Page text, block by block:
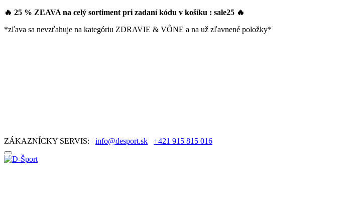
🔥 25 % ZĽAVA na celý sortiment pri zadaní kódu v košíku : sale25 🔥
*zľava sa nevzťahuje na kategóriu ZDRAVIE & VÔNE a na už zľavnené položky*
ZÁKAZNÍCKY SERVIS: info@desport.sk +421 915 815 016